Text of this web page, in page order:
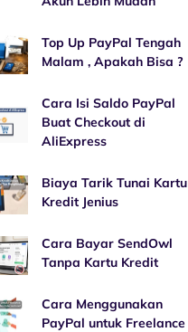
Top Up PayPal Tengah
Malam , Apakah Bisa ?
Cara Isi Saldo PayPal
Buat Checkout di
AliExpress
Biaya Tarik Tunai Kartu
Kredit Jenius
Cara Bayar SendOwl
Tanpa Kartu Kredit
Cara Menggunakan
PayPal untuk Freelance